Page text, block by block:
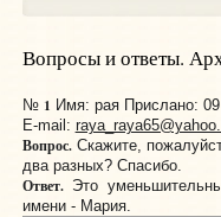
Вопросы и ответы.
№ 1 Имя: рая Прислано:
E-mail:
Вопрос.Скажите,
два разных? Спасибо.
Ответ.Это
имени - Мария.